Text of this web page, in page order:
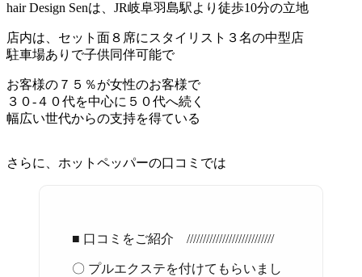
hair Design Senは、JR岐阜羽島駅より徒歩10分の立地
店内は、セット面８席にスタイリスト３名の中型店
駐車場ありで子供同伴可能で
お客様の７５％が女性のお客様で
３０-４０代を中心に５０代へ続く
幅広い世代からの支持を得ている
さらに、ホットペッパーの口コミでは
■ 口コミをご紹介 ///////////////////////////
〇 プルエクステを付けてもらいまし